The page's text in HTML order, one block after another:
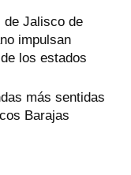
de Jalisco de
impulsan
los estados
más sentidas
Barajas